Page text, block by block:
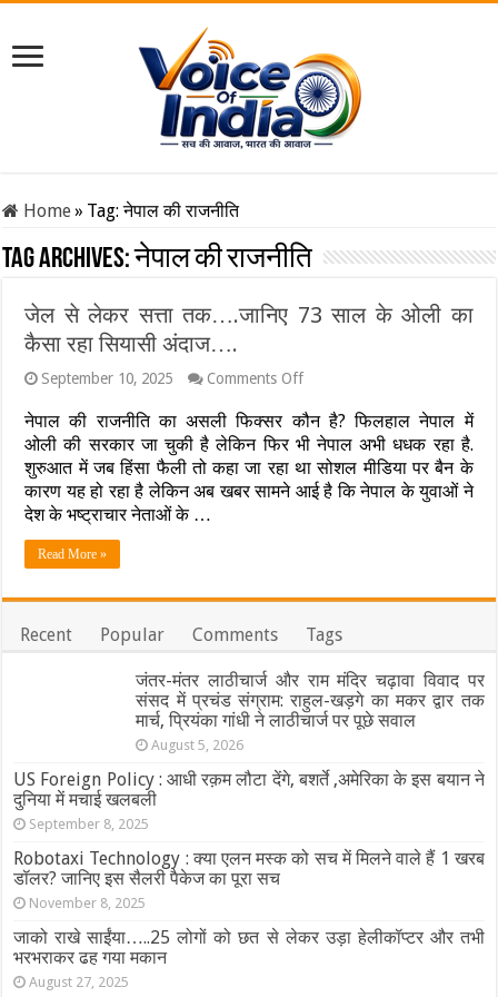
Home» Tag:नेपाल की राजनीति
Tag Archives:नेपाल की राजनीति
जेल से लेकर सत्ता तक….जानिए 73 साल के ओली का
कैसा रहा सियासी अंदाज….
September 10, 2025 Comments Offon
से
लेकर
सत्ता
तक….जानिए
73
रहा
अंदाज….
नेपाल की राजनीति का असली फिक्सर कौन है? फिलहाल नेपाल में
ओली की सरकार जा चुकी है लेकिन फिर भी नेपाल अभी धधक रहा है.
शुरुआत में जब हिंसा फैली तो कहा जा रहा था सोशल मीडिया पर बैन के
कारण यह हो रहा है लेकिन अब खबर सामने आई है कि नेपाल के युवाओं ने
देश के भष्ट्राचार नेताओं के …
Read More »
Recent Popular Comments Tags
जंतर-मंतर लाठीचार्ज और राम मंदिर चढ़ावा विवाद पर
संसद में प्रचंड संग्राम: राहुल-खड़गे का मकर द्वार तक
मार्च, प्रियंका गांधी ने लाठीचार्ज पर पूछे सवाल
August 5, 2026
US Foreign Policy : आधी रक़म लौटा देंगे, बशर्ते ,अमेरिका के इस बयान ने
दुनिया में मचाई खलबली
September 8, 2025
Robotaxi Technology : क्या एलन मस्क को सच में मिलने वाले हैं 1 खरब
डॉलर? जानिए इस सैलरी पैकेज का पूरा सच
November 8, 2025
जाको राखे साईंया…..25 लोगों को छत से लेकर उड़ा हेलीकॉप्टर और तभी
भरभराकर ढह गया मकान
August 27, 2025